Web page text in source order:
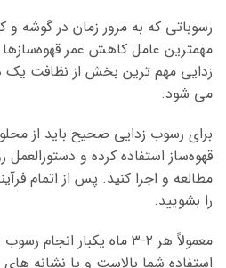
رسوباتی که به مرور زمان در گوشه و
مهمترین عامل کاهش عمر
زدایی مهم ترین بخش از نظافت
می شود.
برای رسوب زدایی صحیح باید از
قهوه‌ساز استفاده کرده و
مطالعه و اجرا کنید. پس از اتمام
را بشویید.
معمولاً هر ۲-۳ ماه یکبار
استفاده شما بالاست و یا نشانه های